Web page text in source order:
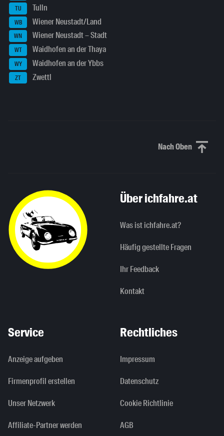
TU Tulln
WB Wiener Neustadt/Land
WN Wiener Neustadt – Stadt
WT Waidhofen an der Thaya
WY Waidhofen an der Ybbs
ZT Zwettl
Nach ObenNach oben
Über ichfahre.at
Was ist ichfahre.at?
Häufig gestellte Fragen
Ihr Feedback
Kontakt
Service
Anzeige aufgeben
Firmenprofil erstellen
Unser Netzwerk
Affiliate-Partner werden
Rechtliches
Impressum
Datenschutz
Cookie Richtlinie
AGB